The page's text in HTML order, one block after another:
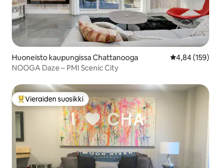
Huoneisto kaupungissa Chattanooga
4,84 (159)
NOOGA Daze – PMI Scenic City
Vieraiden suosikkien parhaimmistoa
Vieraiden suosikki